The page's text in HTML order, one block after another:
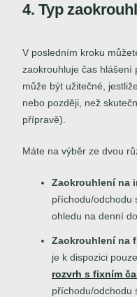
4. Typ
V posledním kroku
zaokrouhluje čas hlášení
může být užitečné,
nebo později, než
přípravě).
Máte na výběr ze dvou
Zaokrouhlení na
příchodu/odchodu
ohledu na denní
Zaokrouhlení na
je k dispozici
rozvrh s fixním
příchodu/odchodu